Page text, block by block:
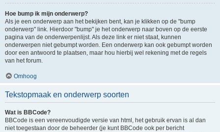
Hoe bump ik mijn onderwerp?
Als je een onderwerp aan het bekijken bent, kan je klikken op de "bump
onderwerp" link. Hierdoor "bump" je het onderwerp naar boven op de eerste
pagina van de onderwerpenlijst. Als deze link er niet staat, kunnen
onderwerpen niet gebumpt worden. Een onderwerp kan ook gebumpt worden
door een antwoord te plaatsen, maar hou hierbij wel rekening met de regels
van het forum.
Omhoog
Tekstopmaak en onderwerp soorten
Wat is BBCode?
BBCode is een vereenvoudigde versie van html, het gebruik ervan is al dan
niet toegestaan door de beheerder (je kunt BBCode ook per bericht